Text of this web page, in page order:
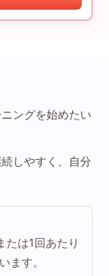
ングを始めたい
しやすく、自分
たは1回あたり
ます。